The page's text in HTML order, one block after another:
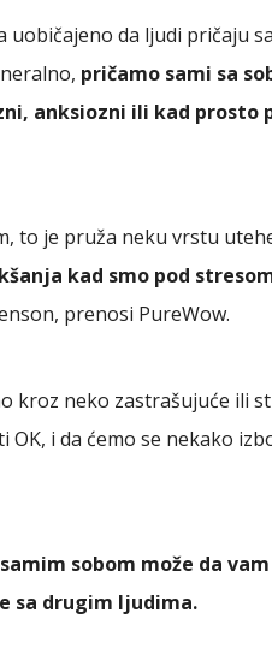
da ljudi pričaju
pričamo sami sa
anksiozni ili kad prosto
to je pruža neku vrstu
kad smo pod
prenosi PureWow.
kroz neko zastrašujuće ili
OK, i da ćemo se nekako
sobom može da
sa drugim ljudima.